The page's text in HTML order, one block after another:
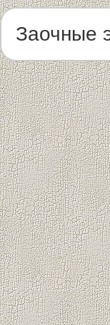
Заочные